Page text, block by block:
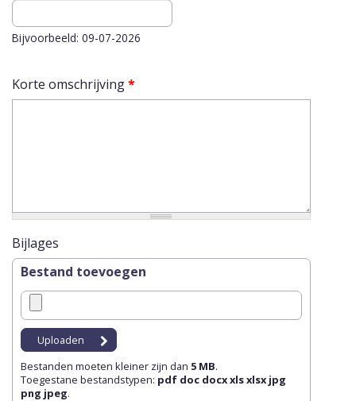
Datum
Bijvoorbeeld: 09-07-2026
Korte omschrijving*
Bijlages
Bestand toevoegen
Bestanden moeten kleiner zijn dan 5 MB.
Toegestane bestandstypen: pdf doc docx xls xlsx jpg
png jpeg.